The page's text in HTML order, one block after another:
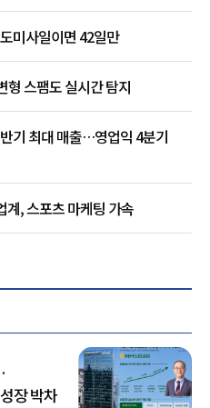
미사일이면 42일만
스팸도 실시간 탐지
기 최대 매출…영업익 4분기
, 스포츠 마케팅 가속
장 박차